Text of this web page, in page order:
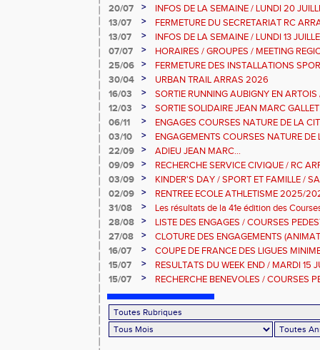
20/07 >
INFOS DE LA SEMAINE / LUNDI 20
13/07
>
FERMETURE DU SECRETARIAT RC
13/07
>
INFOS DE LA SEMAINE / LUNDI 13
07/07
>
HORAIRES / GROUPES / MEETING
25/06
>
FERMETURE DES INSTALLATIONS
30/04
>
URBAN TRAIL ARRAS 2026
16/03
>
SORTIE RUNNING AUBIGNY EN
2026
12/03 >
SORTIE SOLIDAIRE JEAN MARC
2026
06/11 >
ENGAGES COURSES NATURE DE LA
DIMANCHE 9 NOVEMBRE 2025
03/10 >
ENGAGEMENTS COURSES NATURE DE
22/09
>
ADIEU JEAN MARC...
09/09
>
RECHERCHE SERVICE CIVIQUE / RC
03/09
>
KINDER'S DAY / SPORT ET FAMILLE /
2025
02/09 >
RENTREE ECOLE ATHLETISME 2025/
31/08
>
Les résultats de la 41e édition des
Dimanche 31 Aout 2025
28/08 >
LISTE DES ENGAGES / COURSES
10KM-5KM-2KM
27/08 >
CLOTURE DES ENGAGEMENTS
PEDESTRES ARRAS
16/07 >
COUPE DE FRANCE DES LIGUES
JUILLET 2025
15/07 >
RESULTATS DU WEEK END / MARDI 15
15/07
> RECHERCHE BENEVOLES / COURSES